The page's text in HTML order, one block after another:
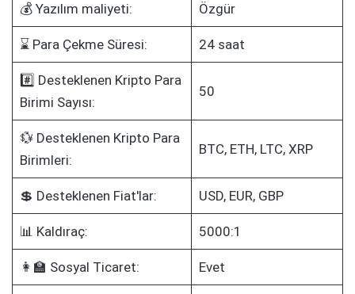
💰 Yazılım maliyeti: Özgür
⌛ Para Çekme Süresi: 24 saat
#️⃣ Desteklenen Kripto Para
Birimi Sayısı:
50
💱 Desteklenen Kripto Para
Birimleri:
BTC, ETH, LTC, XRP
💲 Desteklenen Fiat'lar: USD, EUR, GBP
📊 Kaldıraç: 5000:1
👩‍🏫 Sosyal Ticaret: Evet